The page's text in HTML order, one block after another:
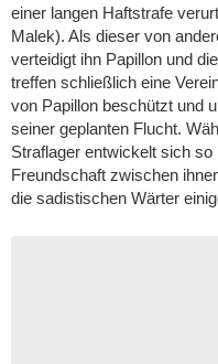
einer langen Haftstrafe
Malek). Als dieser von
verteidigt ihn Papillon und
treffen schließlich eine
von Papillon beschützt und
seiner geplanten Flucht.
Straflager entwickelt sich
Freundschaft zwischen
die sadistischen Wärter